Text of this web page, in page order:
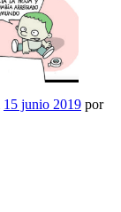
15 junio 2019 por